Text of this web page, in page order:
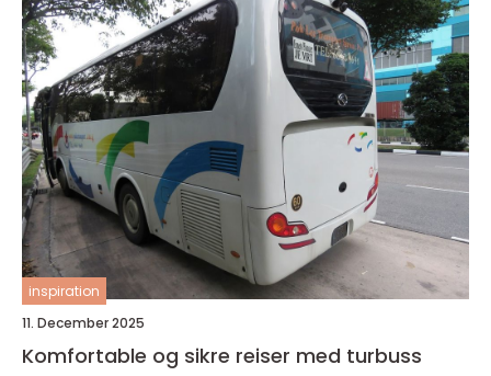
inspiration
11. December 2025
Komfortable og sikre reiser med turbuss